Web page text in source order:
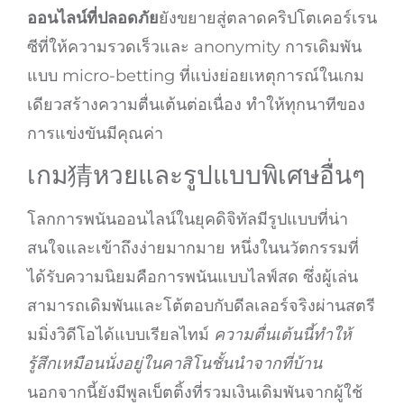
ออนไลน์ที่ปลอดภัยยังขยายสู่ตลาดคริปโตเคอร์เรน
ซีที่ให้ความรวดเร็วและ anonymity การเดิมพัน
แบบ micro-betting ที่แบ่งย่อยเหตุการณ์ในเกม
เดียวสร้างความตื่นเต้นต่อเนื่อง ทำให้ทุกนาทีของ
การแข่งขันมีคุณค่า
เกม猜หวยและรูปแบบพิเศษอื่นๆ
โลกการพนันออนไลน์ในยุคดิจิทัลมีรูปแบบที่น่า
สนใจและเข้าถึงง่ายมากมาย หนึ่งในนวัตกรรมที่
ได้รับความนิยมคือการพนันแบบไลฟ์สด ซึ่งผู้เล่น
สามารถเดิมพันและโต้ตอบกับดีลเลอร์จริงผ่านสตรี
มมิ่งวิดีโอได้แบบเรียลไทม์ ความตื่นเต้นนี้ทำให้
รู้สึกเหมือนนั่งอยู่ในคาสิโนชั้นนำจากที่บ้าน
นอกจากนี้ยังมีพูลเบ็ตติ้งที่รวมเงินเดิมพันจากผู้ใช้